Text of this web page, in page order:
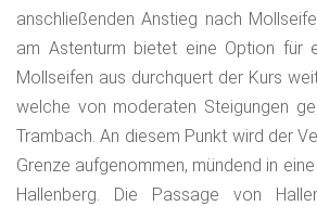
anschließenden Anstieg nach
am Astenturm bietet eine Option für
Mollseifen aus durchquert der Kurs
welche von moderaten Steigungen
Trambach. An diesem Punkt wird der
Grenze aufgenommen, mündend in
Hallenberg. Die Passage von